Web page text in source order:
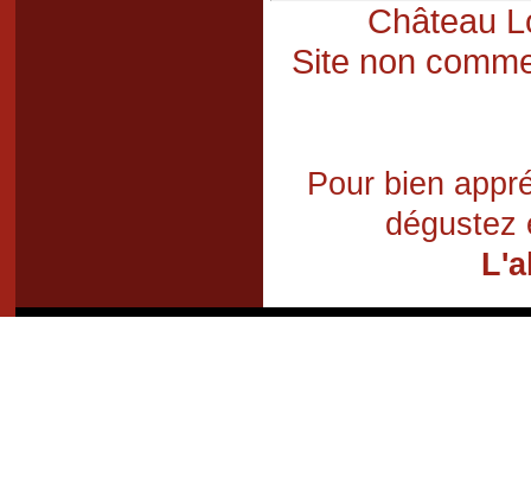
Château
Site non
Pour bien
dégustez